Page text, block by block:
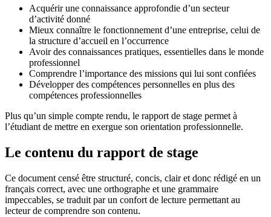
Acquérir une connaissance approfondie d’un secteur
d’activité donné
Mieux connaître le fonctionnement d’une entreprise, celui de
la structure d’accueil en l’occurrence
Avoir des connaissances pratiques, essentielles dans le monde
professionnel
Comprendre l’importance des missions qui lui sont confiées
Développer des compétences personnelles en plus des
compétences professionnelles
Plus qu’un simple compte rendu, le rapport de stage permet à
l’étudiant de mettre en exergue son orientation professionnelle.
Le contenu du rapport de stage
Ce document censé être structuré, concis, clair et donc rédigé en un
français correct, avec une orthographe et une grammaire
impeccables, se traduit par un confort de lecture permettant au
lecteur de comprendre son contenu.